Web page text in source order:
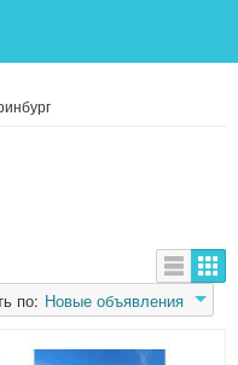
по: Новые объявления